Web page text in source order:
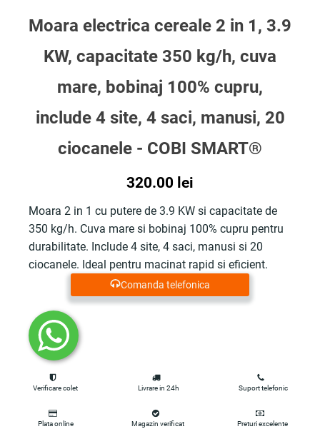
Moara electrica cereale 2 in 1, 3.9
KW, capacitate 350 kg/h, cuva
mare, bobinaj 100% cupru,
include 4 site, 4 saci, manusi, 20
ciocanele - COBI SMART®
320.00 lei
Moara 2 in 1 cu putere de 3.9 KW si capacitate de
350 kg/h. Cuva mare si bobinaj 100% cupru pentru
durabilitate. Include 4 site, 4 saci, manusi si 20
ciocanele. Ideal pentru macinat rapid si eficient.
Comanda telefonica
Verificare colet Livrare in 24h Suport telefonic
Plata online Magazin verificat Preturi excelente